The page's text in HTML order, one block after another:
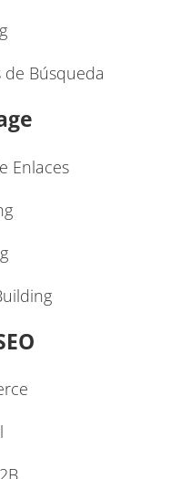
Búsqueda
Enlaces